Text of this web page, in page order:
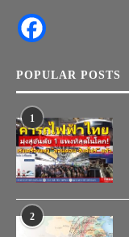
POPULAR POSTS
1
2